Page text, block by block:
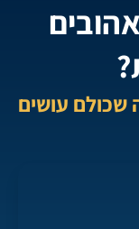
שכולם עושים